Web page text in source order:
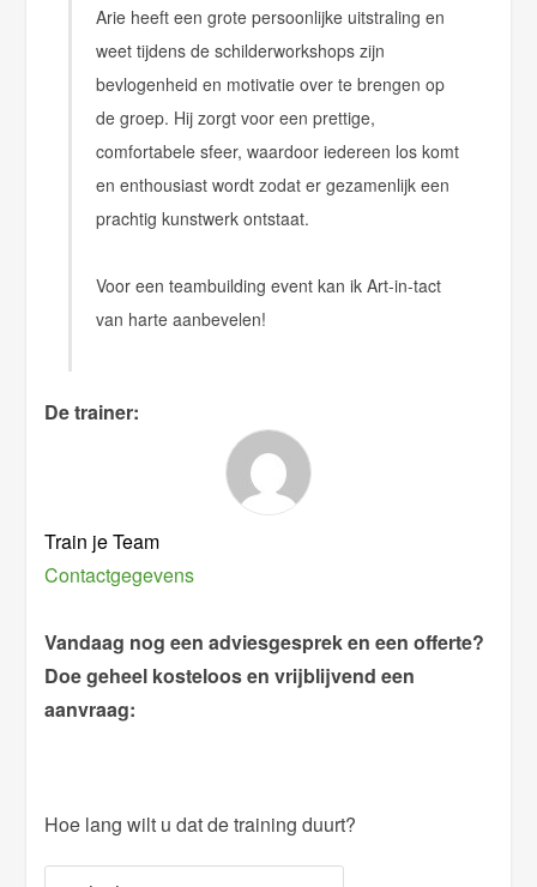
Arie heeft een grote persoonlijke uitstraling en
weet tijdens de schilderworkshops zijn
bevlogenheid en motivatie over te brengen op
de groep. Hij zorgt voor een prettige,
comfortabele sfeer, waardoor iedereen los komt
en enthousiast wordt zodat er gezamenlijk een
prachtig kunstwerk ontstaat.
Voor een teambuilding event kan ik Art-in-tact
van harte aanbevelen!
De trainer:
Train je Team
Contactgegevens
Vandaag nog een adviesgesprek en een offerte?
Doe geheel kosteloos en vrijblijvend een
aanvraag:
Hoe lang wilt u dat de training duurt?